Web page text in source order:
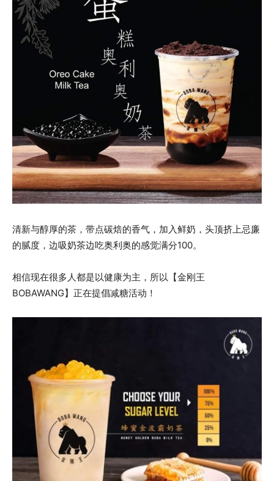
清新与醇厚的茶，带点碳焙的香气，加入鲜奶，头顶挤上忌廉
的腻度，边吸奶茶边吃奥利奥的感觉满分100。
相信现在很多人都是以健康为主，所以【金刚王
BOBAWANG】正在提倡减糖活动！